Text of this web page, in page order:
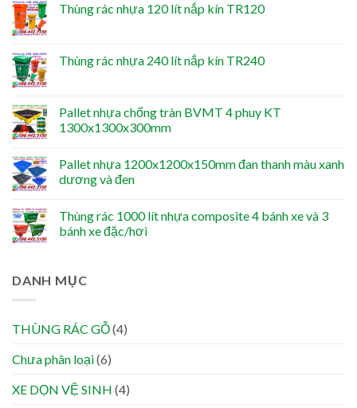
Thùng rác nhựa 120 lít nắp kín TR120
Thùng rác nhựa 240 lít nắp kín TR240
Pallet nhựa chống tràn BVMT 4 phuy KT
1300x1300x300mm
Pallet nhựa 1200x1200x150mm đan thanh màu xanh
dương và đen
Thùng rác 1000 lít nhựa composite 4 bánh xe và 3
bánh xe đặc/hơi
DANH MỤC
THÙNG RÁC GỖ(4)
Chưa phân loại(6)
XE DỌN VỆ SINH (4)